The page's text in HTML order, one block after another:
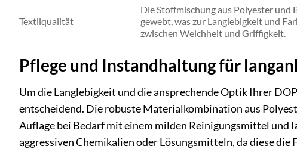
Textilqualität
Die Stoffmischung aus Polyester und
gewebt, was zur Langlebigkeit und
zwischen Weichheit und Griffigkeit.
Pflege und Instandhaltung für
Um die Langlebigkeit und die ansprechende Optik Ihrer
entscheidend. Die robuste Materialkombination aus
Auflage bei Bedarf mit einem milden Reinigungsmittel und
aggressiven Chemikalien oder Lösungsmitteln, da diese